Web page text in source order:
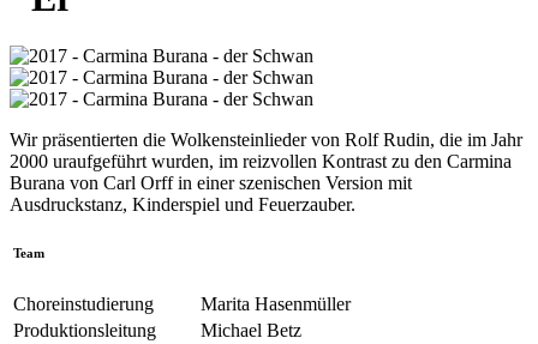
Wir präsentierten die Wolkensteinliedervon Rolf Rudin, die im Jahr
2000 uraufgeführt wurden, im reizvollen Kontrast zu den Carmina
Burana von Carl Orff in einer szenischen Version mit
Ausdruckstanz, Kinderspiel und Feuerzauber.
Team
Choreinstudierung
Marita Hasenmüller
Produktionsleitung
Michael Betz